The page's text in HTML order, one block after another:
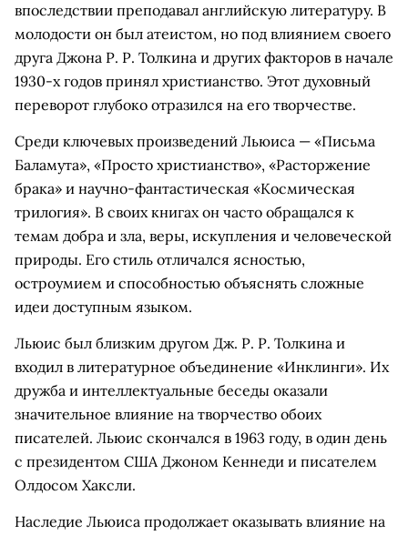
впоследствии преподавал английскую литературу. В
молодости он был атеистом, но под влиянием своего
друга Джона Р. Р. Толкина и других факторов в начале
1930-х годов принял христианство. Этот духовный
переворот глубоко отразился на его творчестве.
Среди ключевых произведений Льюиса — «Письма
Баламута», «Просто христианство», «Расторжение
брака» и научно-фантастическая «Космическая
трилогия». В своих книгах он часто обращался к
темам добра и зла, веры, искупления и человеческой
природы. Его стиль отличался ясностью,
остроумием и способностью объяснять сложные
идеи доступным языком.
Льюис был близким другом Дж. Р. Р. Толкина и
входил в литературное объединение «Инклинги». Их
дружба и интеллектуальные беседы оказали
значительное влияние на творчество обоих
писателей. Льюис скончался в 1963 году, в один день
с президентом США Джоном Кеннеди и писателем
Олдосом Хаксли.
Наследие Льюиса продолжает оказывать влияние на